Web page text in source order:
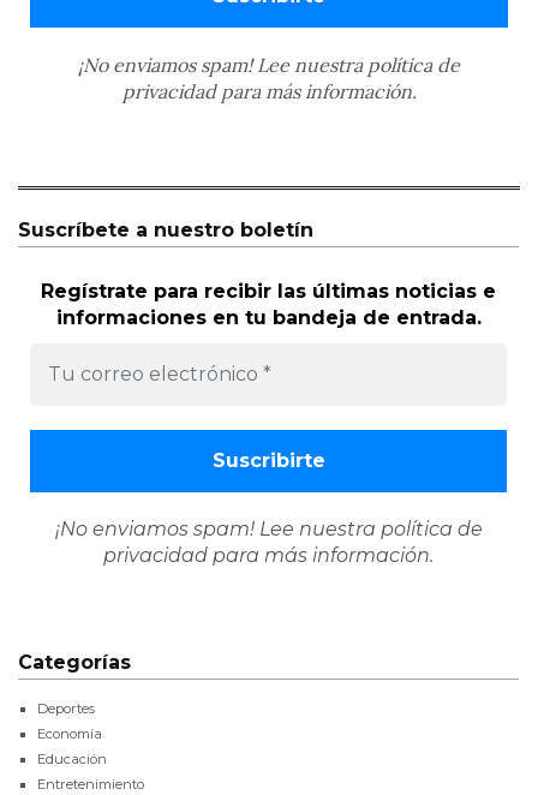
¡No enviamos spam! Lee nuestra política de
privacidadpara más información.
Suscríbete a nuestro boletín
Regístrate para recibir las últimas noticias e
informaciones en tu bandeja de entrada.
¡No enviamos spam! Lee nuestra política de
privacidad para más información.
Categorías
Deportes
Economía
Educación
Entretenimiento